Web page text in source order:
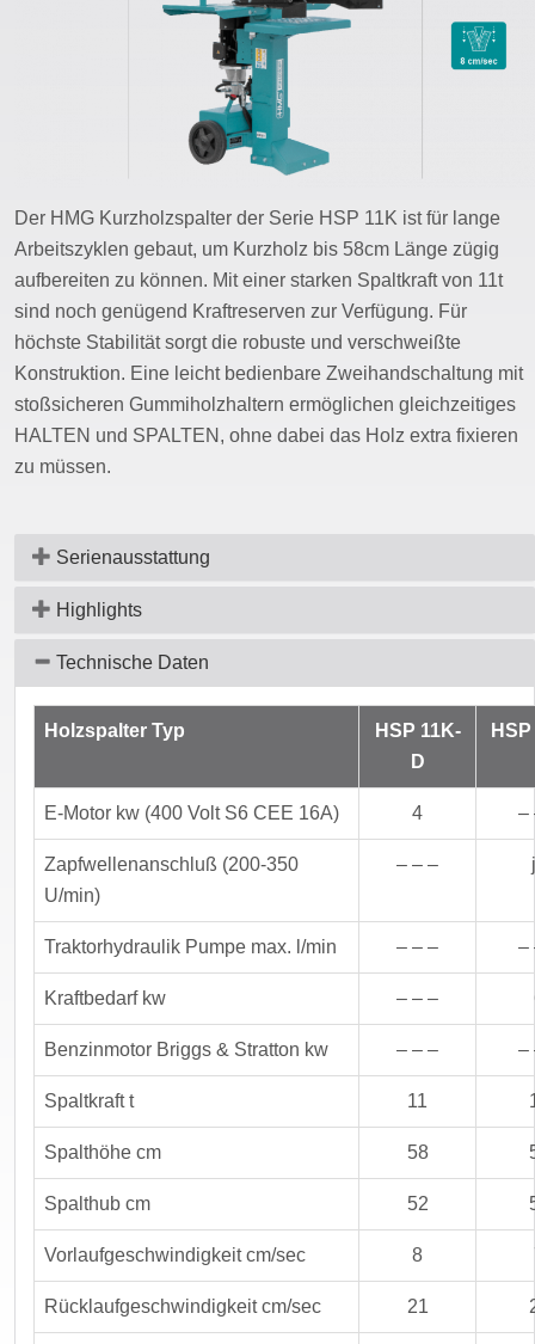
Der HMG Kurzholzspalter der Serie HSP 11K ist für lange
Arbeitszyklen gebaut, um Kurzholz bis 58cm Länge zügig
aufbereiten zu können. Mit einer starken Spaltkraft von 11t
sind noch genügend Kraftreserven zur Verfügung. Für
höchste Stabilität sorgt die robuste und verschweißte
Konstruktion. Eine leicht bedienbare Zweihandschaltung mit
stoßsicheren Gummiholzhaltern ermöglichen gleichzeitiges
HALTEN und SPALTEN, ohne dabei das Holz extra fixieren
zu müssen.
Serienausstattung
Highlights
Technische Daten
Holzspalter Typ
HSP 11K-
D
E-Motor kw (400 Volt S6 CEE 16A) 4 –
Zapfwellenanschluß (200-350
U/min)
– – –
Traktorhydraulik Pumpe max. l/min – – – –
Kraftbedarf kw – – –
Benzinmotor Briggs & Stratton kw – – – –
Spaltkraft t 11
Spalthöhe cm 58
Spalthub cm 52
Vorlaufgeschwindigkeit cm/sec 8
Rücklaufgeschwindigkeit cm/sec 21